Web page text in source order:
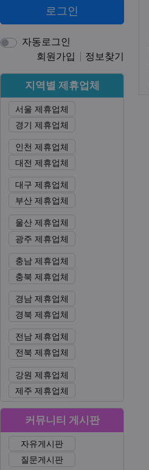
로그인
자동로그인
회원가입
정보찾기
지역별 제휴업체
서울 제휴업체
경기 제휴업체
인천 제휴업체
대전 제휴업체
대구 제휴업체
부산 제휴업체
울산 제휴업체
광주 제휴업체
충남 제휴업체
충북 제휴업체
경남 제휴업체
경북 제휴업체
전남 제휴업체
전북 제휴업체
강원 제휴업체
제주 제휴업체
커뮤니티 게시판
자유게시판
질문게시판